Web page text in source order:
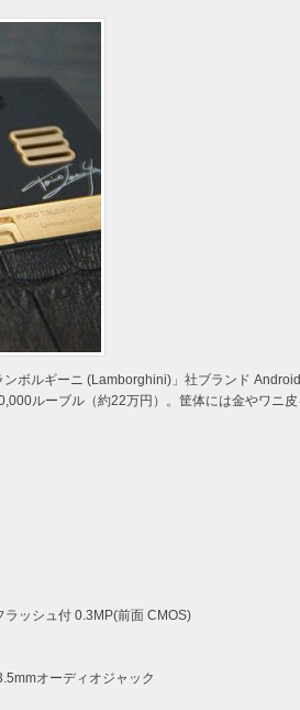
ボルギーニ (Lamborghini)」社ブランド
ルーブル（約22万円）。筐体には金やワニ
ッシュ付 0.3MP(前面 CMOS)
オーディオジャック